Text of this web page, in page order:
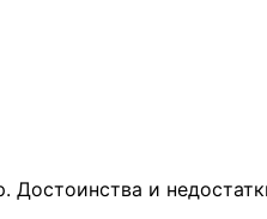
Достоинства и